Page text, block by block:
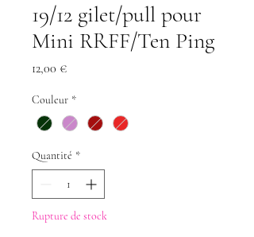
19/12 gilet/pull pour
Mini RRFF/Ten Ping
12,00 €Prix
Couleur *
Quantité *
Rupture de stock